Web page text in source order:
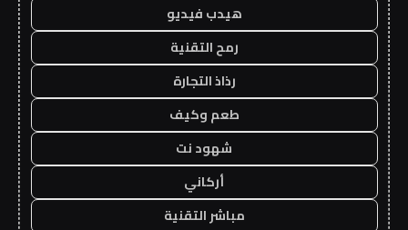
هيدب فيديو
رمح التقنية
رذاذ التجارة
طعم وكيف
شهود نت
أركاني
مباشر التقنية